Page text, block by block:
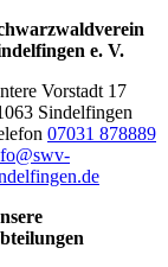
e. V.
Vorstadt 17
Sindelfingen
07031 878889